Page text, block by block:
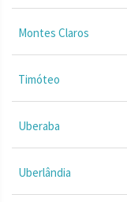
Montes Claros
Timóteo
Uberaba
Uberlândia